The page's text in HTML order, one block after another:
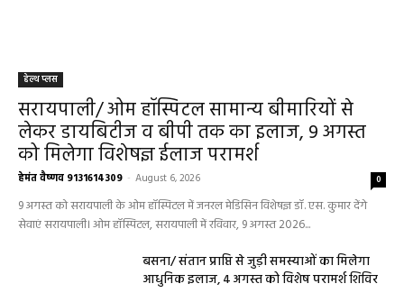
हेल्थ प्लस
सरायपाली/ ओम हॉस्पिटल सामान्य बीमारियों से
लेकर डायबिटीज व बीपी तक का इलाज, 9 अगस्त
को मिलेगा विशेषज्ञ ईलाज परामर्श
हेमंत वैष्णव 9131614309 - August 6, 2026 0
9 अगस्त को सरायपाली के ओम हॉस्पिटल में जनरल मेडिसिन विशेषज्ञ डॉ. एस. कुमार देंगे
सेवाएं सरायपाली। ओम हॉस्पिटल, सरायपाली में रविवार, 9 अगस्त 2026...
बसना/ संतान प्राप्ति से जुड़ी समस्याओं का मिलेगा
आधुनिक इलाज, 4 अगस्त को विशेष परामर्श शिविर